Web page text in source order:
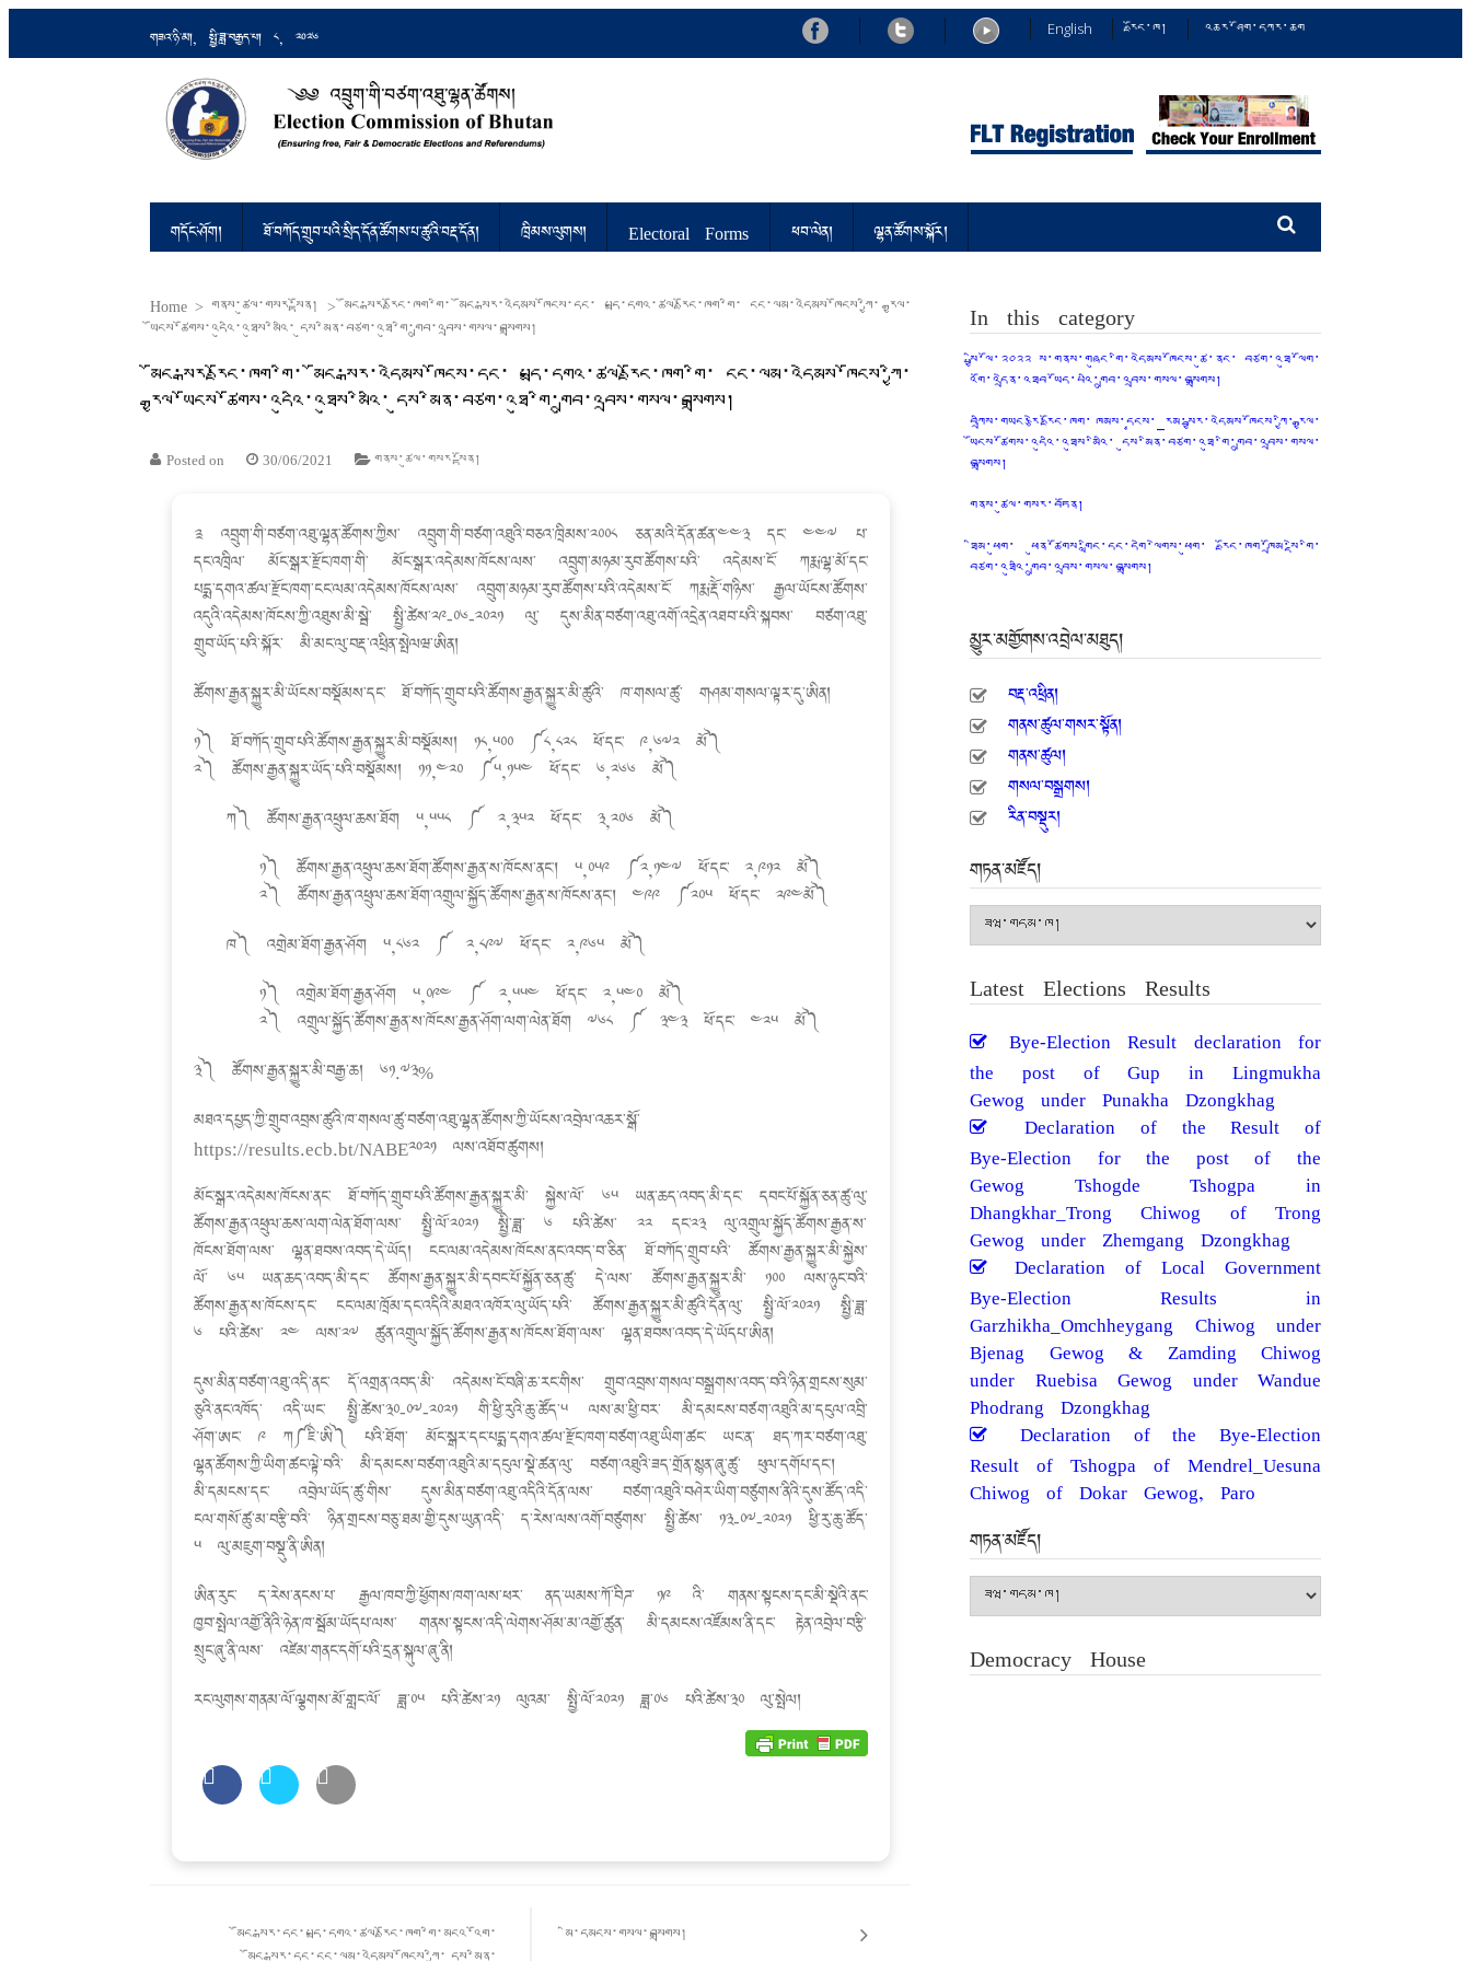
གཟའ་ཉི་མ།, སྤྱི་ཟླ་བརྒྱད་པ། 8, 2026 English རྫོང་ཁ། འཆར་ཤོག་དཀར་ཆག
གདོང་ཤོག། ཐོ་བཀོད་གྲུབ་པའི་སྲིད་དོན་ཚོགས་པ་ཚུའི་བརྡ་དོན། ཁྲིམས་ལུགས། Electoral Forms ཕབ་ལེན། ལྷན་ཚོགས་སྐོར།
Home > གནས་ཚུལ་གསར་སྟོན། > མོང་སྒར་རྫོང་ཁག་གི་ མོང་སྒར་འདེམས་ཁོངས་དང་ པདྨ་དགའ་ཚལ་རྫོང་ཁག་གི་ ངང་ལམ་འདེམས་ཁོངས་ཀྱི་ རྒྱལ་
ཡོངས་ཚོགས་འདུའི་འཐུས་མིའི་ དུས་མིན་བཙག་འཐུ་གི་གྲུབ་འབྲས་གསལ་བསྒྲགས།
མོང་སྒར་རྫོང་ཁག་གི་ མོང་སྒར་འདེམས་ཁོངས་དང་ པདྨ་དགའ་ཚལ་རྫོང་ཁག་གི་ ངང་ལམ་འདེམས་ཁོངས་ཀྱི་
རྒྱལ་ཡོངས་ཚོགས་འདུའི་འཐུས་མིའི་ དུས་མིན་བཙག་འཐུ་གི་གྲུབ་འབྲས་གསལ་བསྒྲགས།
Posted on 30/06/2021 གནས་ཚུལ་གསར་སྟོན།
༉ འབྲུག་གི་བཙག་འཐུ་ལྷན་ཚོགས་ཀྱིས་ འབྲུག་གི་བཙག་འཐུའི་བཅའ་ཁྲིམས་༢༠༠༨ ཅན་མའི་དོན་ཚན་༤༤༣ དང་ ༤༤༧ པ་
དང་འཁྲིལ་ མོང་སྒར་རྫོང་ཁག་གི་ མོང་སྒར་འདེམས་ཁོངས་ལས་ འབྲུག་མཉམ་རུབ་ཚོགས་པའི་ འདེམས་ངོ་ ཀརྨ་ལྷ་མོ་དང་
པདྨ་དགའ་ཚལ་རྫོང་ཁག་ངང་ལམ་འདེམས་ཁོངས་ལས་ འབྲུག་མཉམ་རུབ་ཚོགས་པའི་འདེམས་ངོ་ ཀརྨ་རྡོེ་གཉིས་ རྒྱལ་ཡོངས་ཚོགས་
འདུའི་འདེམས་ཁོངས་ཀྱི་འཐུས་མི་སྦེ་ སྤྱི་ཚེས་༢༩-༠༦-༢༠༢༡ ལུ་ དུས་མིན་བཙག་འཐུ་འགོ་འདྲེན་འཐབ་པའི་སྐབས་ བཙག་འཐུ་
གྲུབ་ཡོད་པའི་སྐོར་ མི་མང་ལུ་བརྡ་འཕྲིན་སྤེལཝ་ཨིན།
ཚོགས་རྒྱན་སྐྱུར་མི་ཡོངས་བསྡོམས་དང་ ཐོ་བཀོད་གྲུབ་པའི་ཚོགས་རྒྱན་སྐྱུར་མི་ཚུའི་ ཁ་གསལ་ཚུ་ གཤམ་གསལ་ལྟར་དུ་ཨིན།
༡༽ ཐོ་བཀོད་གྲུབ་པའི་ཚོགས་རྒྱན་སྐྱུར་མི་བསྡོམས། ༡༨,༥༠༠ ༼༨,༨༢༨ ཕོ་དང་ ༩,༦༧༢ མོ༽
༢༽ ཚོགས་རྒྱན་སྐྱུར་ཡོད་པའི་བསྡོམས། ༡༡,༤༢༠ ༼༥,༡༥༤ ཕོ་དང་ ༦,༢༦༦ མོ༽
ཀ༽ ཚོགས་རྒྱན་འཕྲུལ་ཆས་ཐོག ༥,༥༥༨ ༼ ༢,༣༥༢ ཕོ་དང་ ༣,༢༠༦ མོ༽
༡༽ ཚོགས་རྒྱན་འཕྲུལ་ཆས་ཐོག་ཚོགས་རྒྱན་ས་ཁོངས་ནང་། ༥,༠༥༩ ༼༢,༡༤༧ ཕོ་དང་ ༢,༩༡༢ མོ༽
༢༽ ཚོགས་རྒྱན་འཕྲུལ་ཆས་ཐོག་འགྲུལ་སྐྱོད་ཚོགས་རྒྱན་ས་ཁོངས་ནང་། ༤༩༩ ༼༢༠༥ ཕོ་དང་ ༢༩༤མོ༽
ཁ༽ འགྲེམ་ཐོག་རྒྱན་ཤོག ༥,༨༦༢ ༼ ༢,༨༩༧ ཕོ་དང་ ༢,༩༦༥ མོ༽
༡༽ འགྲེམ་ཐོག་རྒྱན་ཤོག ༥,༠༩༤ ༼ ༢,༥༥༤ ཕོ་དང་ ༢,༥༤༠ མོ༽
༢༽ འགྲུལ་སྐྱོད་ཚོགས་རྒྱན་ས་ཁོངས་རྒྱན་ཤོག་ལག་ལེན་ཐོག ༧༦༨ ༼ ༣༤༣ ཕོ་དང་ ༤༢༥ མོ༽
༣༽ ཚོགས་རྒྱན་སྐྱུར་མི་བརྒྱ་ཆ། ༦༡.༧༣%
མཐའ་དཔྱད་ཀྱི་གྲུབ་འབྲས་ཚུའི་ཁ་གསལ་ཚུ་བཙག་འཐུ་ལྷན་ཚོགས་ཀྱི་ཡོངས་འབྲེལ་འཆར་སྒོ་
https://results.ecb.bt/NABE2021 ལས་འཐོབ་ཚུགས།
མོང་སྒར་འདེམས་ཁོངས་ནང་ ཐོ་བཀོད་གྲུབ་པའི་ཚོགས་རྒྱན་སྐྱུར་མི་ སྐྱེས་ལོ་ ༦༥ ཡན་ཆད་འབད་མི་དང་ དབང་པོ་སྐྱོན་ཅན་ཚུ་ལུ་
ཚོགས་རྒྱན་འཕྲུལ་ཆས་ལག་ལེན་ཐོག་ལས་ སྤྱི་ལོ་༢༠༢༡ སྤྱི་ཟླ་ ༦ པའི་ཚེས་ ༢༢ དང་༢༣ ལུ་འགྲུལ་སྐྱོད་ཚོགས་རྒྱན་ས་
ཁོངས་ཐོག་ལས་ ལྷན་ཐབས་འབད་དེ་ཡོད། ངང་ལམ་འདེམས་ཁོངས་ནང་འབད་བ་ཅིན་ ཐོ་བཀོད་གྲུབ་པའི་ ཚོགས་རྒྱན་སྐྱུར་མི་སྐྱེས་
ལོ་ ༦༥ ཡན་ཆད་འབད་མི་དང་ ཚོགས་རྒྱན་སྐྱུར་མི་དབང་པོ་སྐྱོན་ཅན་ཚུ་ དེ་ལས་ ཚོགས་རྒྱན་སྐྱུར་མི་ ༡༠༠ ལས་ཉུང་བའི་
ཚོགས་རྒྱན་ས་ཁོངས་དང་ ངང་ལམ་ཁྲོམ་དང་འདིའི་མཐའ་འཁོར་ལུ་ཡོད་པའི་ ཚོགས་རྒྱན་སྐྱུར་མི་ཚུའི་དོན་ལུ་ སྤྱི་ལོ་༢༠༢༡ སྤྱི་ཟླ་
༦ པའི་ཚེས་ ༢༤ ལས་༢༧ ཚུན་འགྲུལ་སྐྱོད་ཚོགས་རྒྱན་ས་ཁོངས་ཐོག་ལས་ ལྷན་ཐབས་འབད་དེ་ཡོདཔ་ཨིན།
དུས་མིན་བཙག་འཐུ་འདི་ནང་ དོ་འགྲན་འབད་མི་ འདེམས་ངོ་བཞི་ཆ་རང་གིས་ གྲུབ་འབྲས་གསལ་བསྒྲགས་འབད་བའི་ཉིན་གྲངས་སུམ་
ཅུའི་ནང་འཁོད་ འདི་ཡང་ སྤྱི་ཚེས་༣༠-༠༧-༢༠༢༡ གི་ཕྱི་རུའི་ཆུ་ཚོད་༥ ལས་མ་ཕྱི་བར་ མི་དམངས་བཙག་འཐུའི་མ་དངུལ་འབྲི་
ཤོག་ཨང་ ༩ ཀ༼ཇི་ཨི༽ པའི་ཐོག་ མོང་སྒར་དང་པདྨ་དགའ་ཚལ་རྫོང་ཁག་བཙག་འཐུ་ཡིག་ཚང་ ཡང་ན་ ཐད་ཀར་བཙག་འཐུ་
ལྷན་ཚོགས་ཀྱི་ཡིག་ཚང་ལྟེ་བའི་ མི་དམངས་བཙག་འཐུའི་མ་དངུལ་སྡེ་ཚན་ལུ་ བཙག་འཐུའི་ཟད་གྲོན་སྙན་ཞུ་ཚུ་ ཕུལ་དགོཔ་དང་།
མི་དམངས་དང་ འབྲེལ་ཡོད་ཚུ་གིས་ དུས་མིན་བཙག་འཐུ་འདིའི་དོན་ལས་ བཙག་འཐུའི་བཤེར་ཡིག་བཙུགས་ནིའི་དུས་ཚོད་འདི་
ངལ་གསོ་ཚུ་མ་བརྩི་བའི་ ཉིན་གྲངས་བཅུ་ཐམ་གྱི་དུས་ཡུན་འདི་ ད་རེས་ལས་འགོ་བཙུགས་ སྤྱི་ཚེས་ ༡༣-༠༧-༢༠༢༡ ཕྱི་རུ་ཆུ་ཚོད་
༥ ལུ་མཇུག་བསྡུ་ནི་ཨིན།
ཨིན་རུང་ ད་རེས་ནངས་པ་ རྒྱལ་ཁབ་ཀྱི་ཕྱོགས་ཁག་ལས་ཕར་ ནད་ཡམས་ཀོ་བིཌ་ ༡༩ འི་ གནས་སྟངས་དང་མི་སྡེའི་ནང་
ཁྱབ་སྤེལ་འགྱོ་ནིའི་ཉེན་ཁ་སྦོམ་ཡོདཔ་ལས་ གནས་སྟངས་འདི་ལེགས་ཤོམ་མ་འགྱོ་ཚུན་ མི་དམངས་འཛོམས་ནི་དང་ རྟེན་འབྲེལ་བརྩི་
སྲུང་ཞུ་ནི་ལས་ འཛེམ་གནང་དགོ་པའི་དྲན་སྐུལ་ཞུ་ནི།
རང་ལུགས་གནམ་ལོ་ལྕགས་མོ་གླང་ལོ་ ཟླ་༠༥ པའི་ཚེས་༢༡ ལུའམ་ སྤྱི་ལོ་༢༠༢༡ ཟླ་༠༦ པའི་ཚེས་༣༠ ལུ་སྤེལ།
མོང་སྒར་དང་པདྨ་དགའ་ཚལ་རྫོང་ཁག་གི་མངའ་འོག་
མི་དམངས་གསལ་བསྒྲགས།
In this category
སྤྱི་ལོ་༢༠༢༢ ས་གནས་གཞུང་གི་འདེམས་ཁོངས་ཚུ་ནང་ བཙག་འཐུ་ལོག་
འགོ་འདྲེན་འཐབ་ཡོད་པའི་གྲུབ་འབྲས་གསལ་བསྒྲགས།
བཀྲིས་གཡང་རྩེ་རྫོང་ཁག་ ཁམས་དྭངས་_རམ་སྦྱར་འདེམས་ཁོངས་ཀྱི་ རྒྱལ་
ཡོངས་ཚོགས་འདུའི་འཐུས་མིའི་ དུས་མིན་བཙག་འཐུ་གི་གྲུབ་འབྲས་གསལ་
བསྒྲགས།
གནས་ཚུལ་གསར་བཏོན།
ཐིམ་ཕུག་ ཕུན་ཚོགས་གླིང་དང་དགེ་ལེགས་ཕུག་ རྫོང་ཁག་ཁྲོམ་སྡེ་གི་
བཙག་འཐུའི་གྲུབ་འབྲས་གསལ་བསྒྲགས།
མྱུར་མགྱོགས་འབྲེལ་མཐུད།
བརྡ་འཕྲིན།
གནས་ཚུལ་གསར་སྟོན།
གནས་ཚུལ།
གསལ་བསྒྲགས།
རིན་བསྡུར།
གཏན་མཛོད།
Latest Elections Results
Bye-Election Result declaration for
the post of Gup in Lingmukha
Gewog under Punakha Dzongkhag
Declaration of the Result of
Bye-Election for the post of the
Gewog Tshogde Tshogpa in
Dhangkhar_Trong Chiwog of Trong
Gewog under Zhemgang Dzongkhag
Declaration of Local Government
Bye-Election Results in
Garzhikha_Omchheygang Chiwog under
Bjenag Gewog & Zamding Chiwog
under Ruebisa Gewog under Wandue
Phodrang Dzongkhag
Declaration of the Bye-Election
Result of Tshogpa of Mendrel_Uesuna
Chiwog of Dokar Gewog, Paro
གཏན་མཛོད།
Democracy House